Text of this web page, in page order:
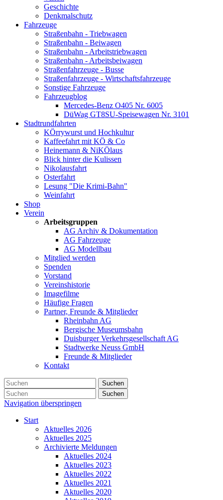
Geschichte
Denkmalschutz
Fahrzeuge
Straßenbahn - Triebwagen
Straßenbahn - Beiwagen
Straßenbahn - Arbeitstriebwagen
Straßenbahn - Arbeitsbeiwagen
Straßenfahrzeuge - Busse
Straßenfahrzeuge - Wirtschaftsfahrzeuge
Sonstige Fahrzeuge
Fahrzeugblog
Mercedes-Benz O405 Nr. 6005
DüWag GT8SU-Speisewagen Nr. 3101
Stadtrundfahrten
KÖrrywurst und Hochkultur
Kaffeefahrt mit KÖ & Co
Heinemann & NiKÖlaus
Blick hinter die Kulissen
Nikolausfahrt
Osterfahrt
Lesung "Die Krimi-Bahn"
Weinfahrt
Shop
Verein
Arbeitsgruppen
AG Archiv & Dokumentation
AG Fahrzeuge
AG Modellbau
Mitglied werden
Spenden
Vorstand
Vereinshistorie
Imagefilme
Häufige Fragen
Partner, Freunde & Mitglieder
Rheinbahn AG
Bergische Museumsbahn
Duisburger Verkehrsgesellschaft AG
Stadtwerke Neuss GmbH
Freunde & Mitglieder
Kontakt
Suchen
Suchen
Navigation überspringen
Start
Aktuelles 2026
Aktuelles 2025
Archivierte Meldungen
Aktuelles 2024
Aktuelles 2023
Aktuelles 2022
Aktuelles 2021
Aktuelles 2020